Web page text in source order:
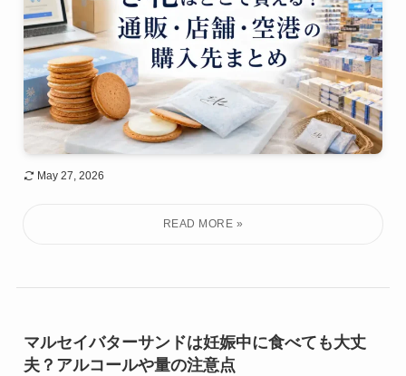
May 27, 2026
マルセイバターサンドは妊娠中に食べても大丈
夫？アルコールや量の注意点